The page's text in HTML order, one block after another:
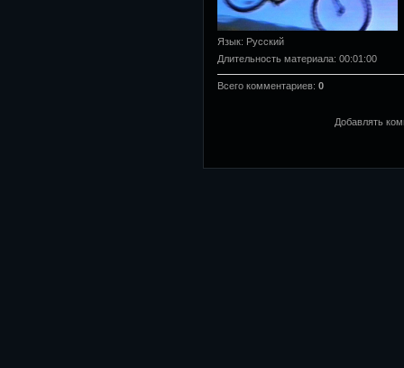
Язык: Русский
Длительность материала: 00:01:00
Всего комментариев: 0
Добавлять